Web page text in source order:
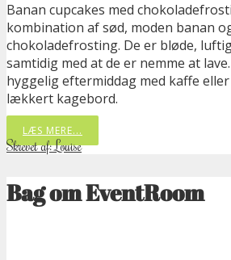
Banan cupcakes med
kombination af sød, moden banan
chokoladefrosting. De er bløde,
samtidig med at de er nemme at
hyggelig eftermiddag med kaffe
lækkert kagebord.
LÆS MERE...
Skrevet af: Louise
Bag om EventRoom